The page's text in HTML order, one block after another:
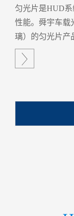
匀光片是HUD
性能。舜宇车载
璃）的匀光片产
